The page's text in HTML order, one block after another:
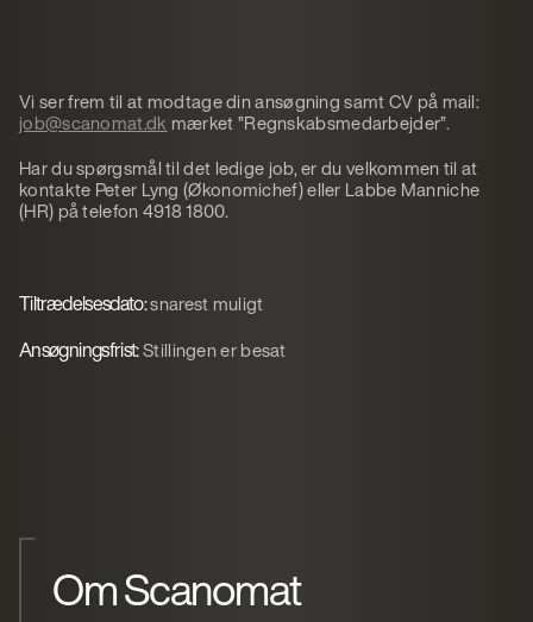
Vi ser frem til at modtage din ansøgning samt CV på mail:
job@scanomat.dk mærket ”Regnskabsmedarbejder”.
Har du spørgsmål til det ledige job, er du velkommen til at
kontakte Peter Lyng (Økonomichef) eller Labbe Manniche
(HR) på telefon 4918 1800.
Tiltrædelsesdato:snarest muligt
Ansøgningsfrist:Stillingen er besat
Om Scanomat